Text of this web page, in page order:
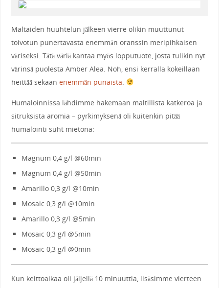
Maltaiden huuhtelun jälkeen vierre olikin muuttunut
toivotun punertavasta enemmän oranssin meripihkaisen
väriseksi. Tätä väriä kantaa myös lopputuote, josta tulikin nyt
värinsä puolesta Amber Alea. Noh, ensi kerralla kokeillaan
heittää sekaan enemmän punaista.
Humaloinnissa lähdimme hakemaan maltillista katkeroa ja
sitruksista aromia – pyrkimyksenä oli kuitenkin pitää
humalointi suht mietona:
Magnum 0,4 g/l @60min
Magnum 0,4 g/l @50min
Amarillo 0,3 g/l @10min
Mosaic 0,3 g/l @10min
Amarillo 0,3 g/l @5min
Mosaic 0,3 g/l @5min
Mosaic 0,3 g/l @0min
Kun keittoaikaa oli jäljellä 10 minuuttia, lisäsimme vierteen